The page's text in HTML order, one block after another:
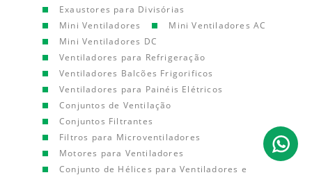
Exaustores para Divisórias
Mini Ventiladores
Mini Ventiladores AC
Mini Ventiladores DC
Ventiladores para Refrigeração
Ventiladores Balcões Frigorificos
Ventiladores para Painéis Elétricos
Conjuntos de Ventilação
Conjuntos Filtrantes
Filtros para Microventiladores
Motores para Ventiladores
Conjunto de Hélices para Ventiladores e